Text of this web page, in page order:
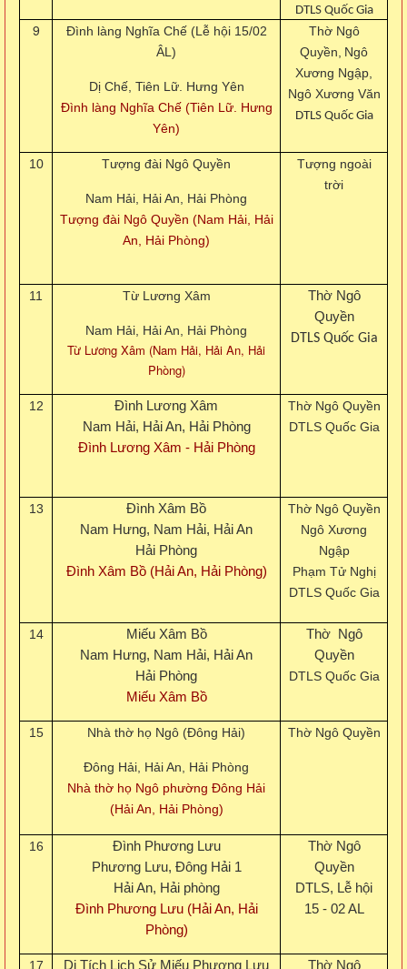
DTLS Quốc Gia
9
Đình làng Nghĩa Chế (Lễ hội 15/02
ÂL)
Dị Chế, Tiên Lữ. Hưng Yên
Đình làng Nghĩa Chế (Tiên Lữ. Hưng
Yên)
Thờ Ngô
Quyền, Ngô
Xương Ngập,
Ngô Xương Văn
DTLS Quốc Gia
10 Tượng đài Ngô Quyền
Nam Hải, Hải An, Hải Phòng
Tượng đài Ngô Quyền (Nam Hải, Hải
An, Hải Phòng)
Tượng ngoài
trời
11 Từ Lương Xâm
Nam Hải, Hải An, Hải Phòng
Từ Lương Xâm (Nam Hải, Hải An, Hải
Phòng)
Thờ Ngô
Quyền
DTLS Quốc Gia
12
Đình Lương Xâm
Nam Hải, Hải An, Hải Phòng
Đình Lương Xâm - Hải Phòng
Thờ Ngô Quyền
DTLS Quốc Gia
13
Đình Xâm Bồ
Nam Hưng, Nam Hải, Hải An
Hải Phòng
Đình Xâm Bồ (Hải An, Hải Phòng)
Thờ Ngô Quyền
Ngô Xương
Ngập
Phạm Tử Nghị
DTLS Quốc Gia
14
Miếu Xâm Bồ
Nam Hưng, Nam Hải, Hải An
Hải Phòng
Miếu Xâm Bồ
Thờ Ngô
Quyền
DTLS Quốc Gia
15 Nhà thờ họ Ngô (Đông Hải)
Đông Hải, Hải An, Hải Phòng
Nhà thờ họ Ngô phường Đông Hải
(Hải An, Hải Phòng)
Thờ Ngô Quyền
16
Đình Phương Lưu
Phương Lưu, Đông Hải 1
Hải An, Hải phòng
Đình Phương Lưu (Hải An, Hải
Phòng)
Thờ Ngô
Quyền
DTLS, Lễ hội
15 - 02 AL
17 Di Tích Lịch Sử Miếu Phương Lưu Thờ Ngô